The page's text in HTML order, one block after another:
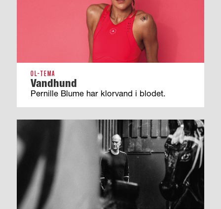
OL-TEMA
Vandhund
Pernille Blume har klorvand i blodet.